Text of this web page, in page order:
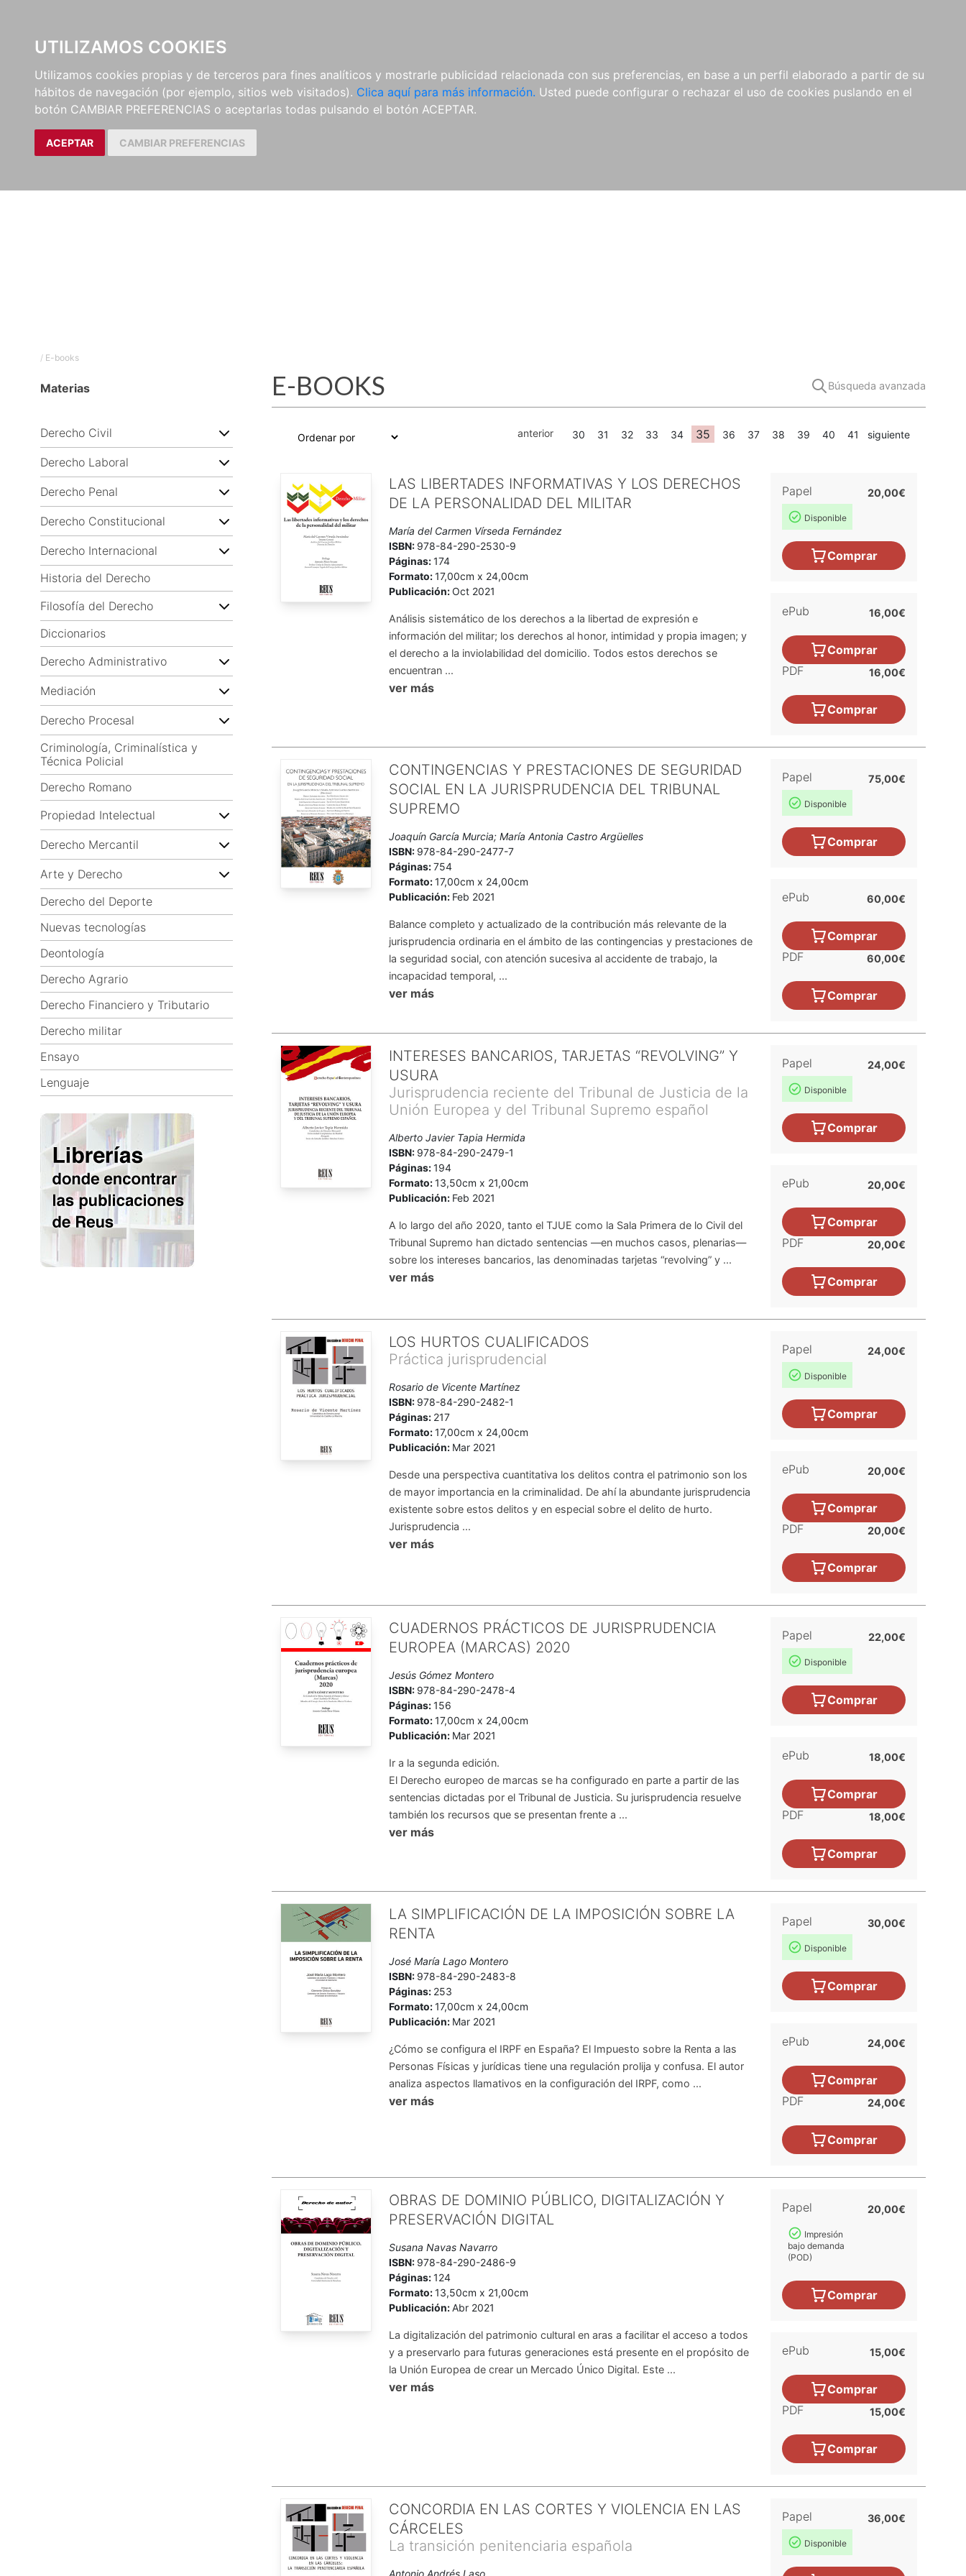
UTILIZAMOS COOKIES
Utilizamos cookies propias y de terceros para fines analíticos y mostrarle publicidad relacionada con sus preferencias, en base a un perfil elaborado a partir de su
hábitos de navegación (por ejemplo, sitios web visitados). Clica aquí para más información. Usted puede configurar o rechazar el uso de cookies puslando en el
botón CAMBIAR PREFERENCIAS o aceptarlas todas pulsando el botón ACEPTAR.
ACEPTAR CAMBIAR PREFERENCIAS
EDITORIAL E-BOOKS
E-booksAutoresNovedades
/ E-books
Materias
Derecho Civil
Derecho Laboral
Derecho Penal
Derecho Constitucional
Derecho Internacional
Historia del Derecho
Filosofía del Derecho
Diccionarios
Derecho Administrativo
Mediación
Derecho Procesal
Criminología, Criminalística y
Técnica Policial
Derecho Romano
Propiedad Intelectual
Derecho Mercantil
Arte y Derecho
Derecho del Deporte
Nuevas tecnologías
Deontología
Derecho Agrario
Derecho Financiero y Tributario
Derecho militar
Ensayo
Lenguaje
E-BOOKS Búsqueda avanzada
anterior 30 31 32 33 34 35 36 37 38 39 40 41 siguiente
LAS LIBERTADES INFORMATIVAS Y LOS DERECHOS
DE LA PERSONALIDAD DEL MILITAR
María del Carmen Vírseda Fernández
ISBN: 978-84-290-2530-9
Páginas:174
Formato:17,00cm x 24,00cm
Publicación:Oct 2021
Análisis sistemático de los derechos a la libertad de expresión e
información del militar; los derechos al honor, intimidad y propia imagen; y
el derecho a la inviolabilidad del domicilio. Todos estos derechos se
encuentran ...
ver más
Papel
Disponible
20,00€
Comprar
ePub 16,00€
Comprar
PDF
16,00€
Comprar
CONTINGENCIAS Y PRESTACIONES DE SEGURIDAD
SOCIAL EN LA JURISPRUDENCIA DEL TRIBUNAL
SUPREMO
Joaquín García Murcia; María Antonia Castro Argüelles
ISBN: 978-84-290-2477-7
Páginas:754
Formato:17,00cm x 24,00cm
Publicación: Feb 2021
Balance completo y actualizado de la contribución más relevante de la
jurisprudencia ordinaria en el ámbito de las contingencias y prestaciones de
la seguridad social, con atención sucesiva al accidente de trabajo, la
incapacidad temporal, ...
ver más
Papel
Disponible
75,00€
Comprar
ePub 60,00€
Comprar
PDF
60,00€
Comprar
INTERESES BANCARIOS, TARJETAS “REVOLVING” Y
USURA
Jurisprudencia reciente del Tribunal de Justicia de la
Unión Europea y del Tribunal Supremo español
Alberto Javier Tapia Hermida
ISBN: 978-84-290-2479-1
Páginas:194
Formato:13,50cm x 21,00cm
Publicación: Feb 2021
A lo largo del año 2020, tanto el TJUE como la Sala Primera de lo Civil del
Tribunal Supremo han dictado sentencias —en muchos casos, plenarias—
sobre los intereses bancarios, las denominadas tarjetas “revolving” y ...
ver más
Papel
Disponible
24,00€
Comprar
ePub 20,00€
Comprar
PDF
20,00€
Comprar
LOS HURTOS CUALIFICADOS
Práctica jurisprudencial
Rosario de Vicente Martínez
ISBN: 978-84-290-2482-1
Páginas: 217
Formato:17,00cm x 24,00cm
Publicación: Mar 2021
Desde una perspectiva cuantitativa los delitos contra el patrimonio son los
de mayor importancia en la criminalidad. De ahí la abundante jurisprudencia
existente sobre estos delitos y en especial sobre el delito de hurto.
Jurisprudencia ...
ver más
Papel
Disponible
24,00€
Comprar
ePub 20,00€
Comprar
PDF
20,00€
Comprar
CUADERNOS PRÁCTICOS DE JURISPRUDENCIA
EUROPEA (MARCAS) 2020
Jesús Gómez Montero
ISBN: 978-84-290-2478-4
Páginas:156
Formato:17,00cm x 24,00cm
Publicación: Mar 2021
Ir a la segunda edición.
El Derecho europeo de marcas se ha configurado en parte a partir de las
sentencias dictadas por el Tribunal de Justicia. Su jurisprudencia resuelve
también los recursos que se presentan frente a ...
ver más
Papel
Disponible
22,00€
Comprar
ePub 18,00€
Comprar
PDF
18,00€
Comprar
LA SIMPLIFICACIÓN DE LA IMPOSICIÓN SOBRE LA
RENTA
José María Lago Montero
ISBN: 978-84-290-2483-8
Páginas: 253
Formato:17,00cm x 24,00cm
Publicación: Mar 2021
¿Cómo se configura el IRPF en España? El Impuesto sobre la Renta a las
Personas Físicas y jurídicas tiene una regulación prolija y confusa. El autor
analiza aspectos llamativos en la configuración del IRPF, como ...
ver más
Papel
Disponible
30,00€
Comprar
ePub 24,00€
Comprar
PDF
24,00€
Comprar
OBRAS DE DOMINIO PÚBLICO, DIGITALIZACIÓN Y
PRESERVACIÓN DIGITAL
Susana Navas Navarro
ISBN: 978-84-290-2486-9
Páginas:124
Formato:13,50cm x 21,00cm
Publicación:Abr 2021
La digitalización del patrimonio cultural en aras a facilitar el acceso a todos
y a preservarlo para futuras generaciones está presente en el propósito de
la Unión Europea de crear un Mercado Único Digital. Este ...
ver más
Papel
Impresión
bajo demanda
(POD)
20,00€
Comprar
ePub 15,00€
Comprar
PDF
15,00€
Comprar
CONCORDIA EN LAS CORTES Y VIOLENCIA EN LAS
CÁRCELES
La transición penitenciaria española
Antonio Andrés Laso
Papel
Disponible
36,00€